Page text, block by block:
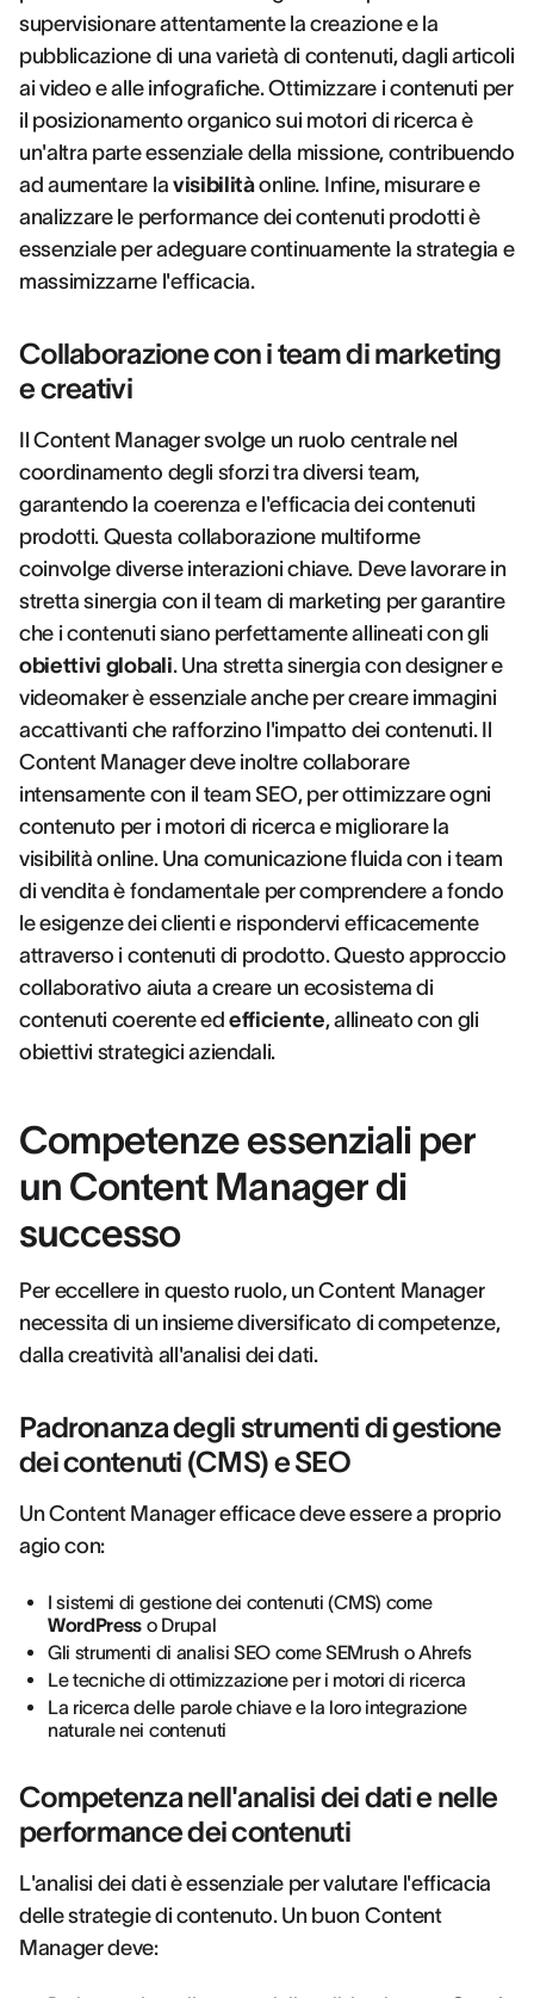
supervisionare attentamente la creazione e la
pubblicazione di una varietà di contenuti, dagli articoli
ai video e alle infografiche. Ottimizzare i contenuti per
il posizionamento organico sui motori di ricerca è
un'altra parte essenziale della missione, contribuendo
ad aumentare la visibilitàonline. Infine, misurare e
analizzare le performance dei contenuti prodotti è
essenziale per adeguare continuamente la strategia e
massimizzarne l'efficacia.
Collaborazione con i team di marketing
e creativi
Il Content Manager svolge un ruolo centrale nel
coordinamento degli sforzi tra diversi team,
garantendo la coerenza e l'efficacia dei contenuti
prodotti. Questa collaborazione multiforme
coinvolge diverse interazioni chiave. Deve lavorare in
stretta sinergia con il team di marketing per garantire
che i contenuti siano perfettamente allineati con gli
obiettivi globali. Una stretta sinergia con designer e
videomaker è essenziale anche per creare immagini
accattivanti che rafforzino l'impatto dei contenuti. Il
Content Manager deve inoltre collaborare
intensamente con il team SEO, per ottimizzare ogni
contenuto per i motori di ricerca e migliorare la
visibilità online. Una comunicazione fluida con i team
di vendita è fondamentale per comprendere a fondo
le esigenze dei clienti e rispondervi efficacemente
attraverso i contenuti di prodotto. Questo approccio
collaborativo aiuta a creare un ecosistema di
contenuti coerente ed efficiente, allineato con gli
obiettivi strategici aziendali.
Competenze essenziali per
un Content Manager di
successo
Per eccellere in questo ruolo, un Content Manager
necessita di un insieme diversificato di competenze,
dalla creatività all'analisi dei dati.
Padronanza degli strumenti di gestione
dei contenuti (CMS) e SEO
Un Content Manager efficace deve essere a proprio
agio con:
I sistemi di gestione dei contenuti (CMS) come
WordPress o Drupal
Gli strumenti di analisi SEO come SEMrush o Ahrefs
Le tecniche di ottimizzazione per i motori di ricerca
La ricerca delle parole chiave e la loro integrazione
naturale nei contenuti
Competenza nell'analisi dei dati e nelle
performance dei contenuti
L'analisi dei dati è essenziale per valutare l'efficacia
delle strategie di contenuto. Un buon Content
Manager deve: